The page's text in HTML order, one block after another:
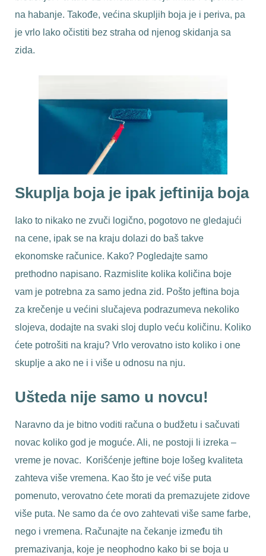
na habanje. Takođe, većina skupljih boja je i periva, pa
je vrlo lako očistiti bez straha od njenog skidanja sa
zida.
Skuplja boja je ipak jeftinija boja
Iako to nikako ne zvuči logično, pogotovo ne gledajući
na cene, ipak se na kraju dolazi do baš takve
ekonomske računice. Kako? Pogledajte samo
prethodno napisano. Razmislite kolika količina boje
vam je potrebna za samo jedna zid. Pošto jeftina boja
za krečenje u većini slučajeva podrazumeva nekoliko
slojeva, dodajte na svaki sloj duplo veću količinu. Koliko
ćete potrošiti na kraju? Vrlo verovatno isto koliko i one
skuplje a ako ne i i više u odnosu na nju.
Ušteda nije samo u novcu!
Naravno da je bitno voditi računa o budžetu i sačuvati
novac koliko god je moguće. Ali, ne postoji li izreka –
vreme je novac. Korišćenje jeftine boje lošeg kvaliteta
zahteva više vremena. Kao što je već više puta
pomenuto, verovatno ćete morati da premazujete zidove
više puta. Ne samo da će ovo zahtevati više same farbe,
nego i vremena. Računajte na čekanje između tih
premazivanja, koje je neophodno kako bi se boja u